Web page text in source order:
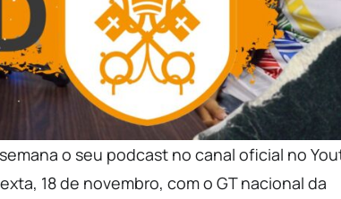
o seu podcast no canal oficial no
18 de novembro, com o GT nacional da